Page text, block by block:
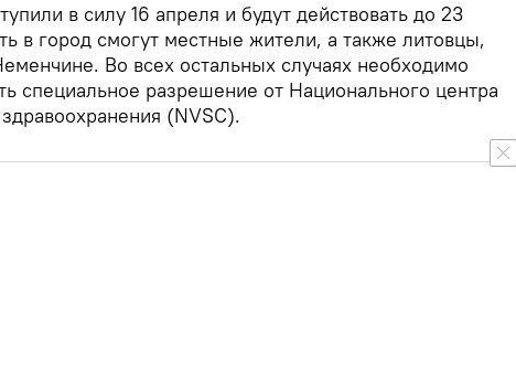
в силу 16 апреля и будут действовать до 23
в город смогут местные жители, а также литовцы,
Во всех остальных случаях необходимо
специальное разрешение от Национального центра
(NVSC).